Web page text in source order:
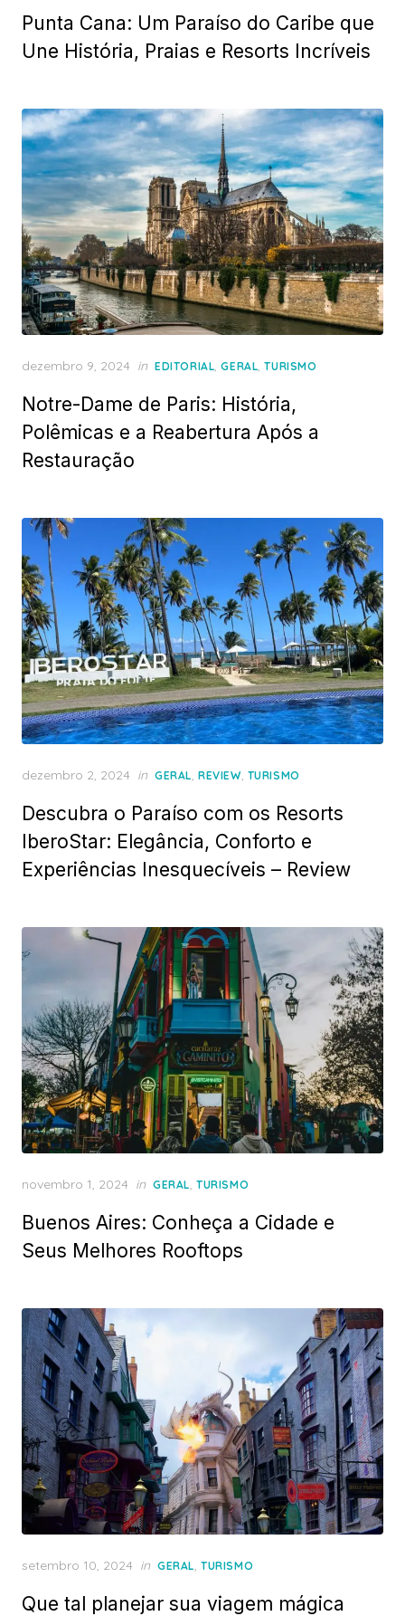
Punta Cana: Um Paraíso do Caribe que
Une História, Praias e Resorts Incríveis
Posted
dezembro 9, 2024 in EDITORIAL,GERAL,TURISMO
Notre-Dame de Paris: História,
Polêmicas e a Reabertura Após a
Restauração
Posted
dezembro 2, 2024 in GERAL, REVIEW, TURISMO
Descubra o Paraíso com os Resorts
IberoStar: Elegância, Conforto e
Experiências Inesquecíveis – Review
Posted
novembro 1, 2024 in GERAL, TURISMO
Buenos Aires: Conheça a Cidade e
Seus Melhores Rooftops
Posted
setembro 10, 2024 in GERAL, TURISMO
Que tal planejar sua viagem mágica